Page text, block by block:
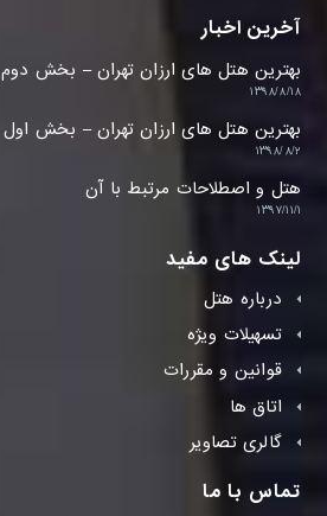
آخرین اخبار
بهترین هتل های ارزان تهران – بخش دوم
۱۳۹۸/۸/۱۸
بهترین هتل های ارزان تهران – بخش اول
۱۳۹۸/۸/۲
هتل و اصطلاحات مرتبط با آن
۱۳۹۷/۱۱/۱
لینک های مفید
درباره هتل
تسهیلات ویژه
قوانین و مقررات
اتاق ها
گالری تصاویر
تماس با ما